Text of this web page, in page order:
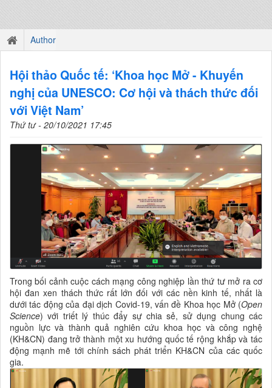
Author
Hội thảo Quốc tế: ‘Khoa học Mở - Khuyến
nghị của UNESCO: Cơ hội và thách thức đối
với Việt Nam’
Thứ tư - 20/10/2021 17:45
Trong bối cảnh cuộc cách mạng công nghiệp lần thứ tư mở ra cơ
hội đan xen thách thức rất lớn đối với các nền kinh tế, nhất là
dưới tác động của đại dịch Covid-19, vấn đề Khoa học Mở (Open
Science) với triết lý thúc đẩy sự chia sẻ, sử dụng chung các
nguồn lực và thành quả nghiên cứu khoa học và công nghệ
(KH&CN) đang trở thành một xu hướng quốc tế rộng khắp và tác
động mạnh mẽ tới chính sách phát triển KH&CN của các quốc
gia.